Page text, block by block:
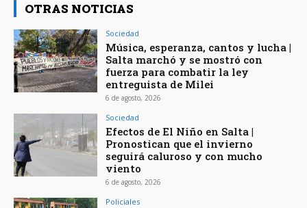
OTRAS NOTICIAS
Sociedad
Música, esperanza, cantos y lucha |
Salta marchó y se mostró con
fuerza para combatir la ley
entreguista de Milei
6 de agosto, 2026
Sociedad
Efectos de El Niño en Salta |
Pronostican que el invierno
seguirá caluroso y con mucho
viento
6 de agosto, 2026
Policiales